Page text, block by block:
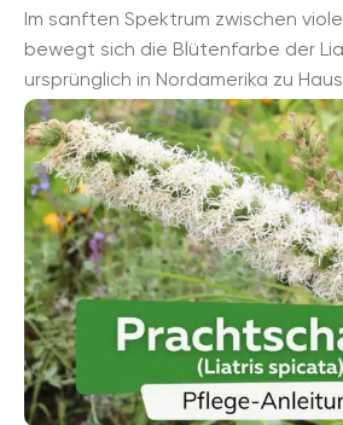
Im sanften Spektrum zwischen
bewegt sich die Blütenfarbe der
ursprünglich in Nordamerika zu
Hochsommer blüht. Die